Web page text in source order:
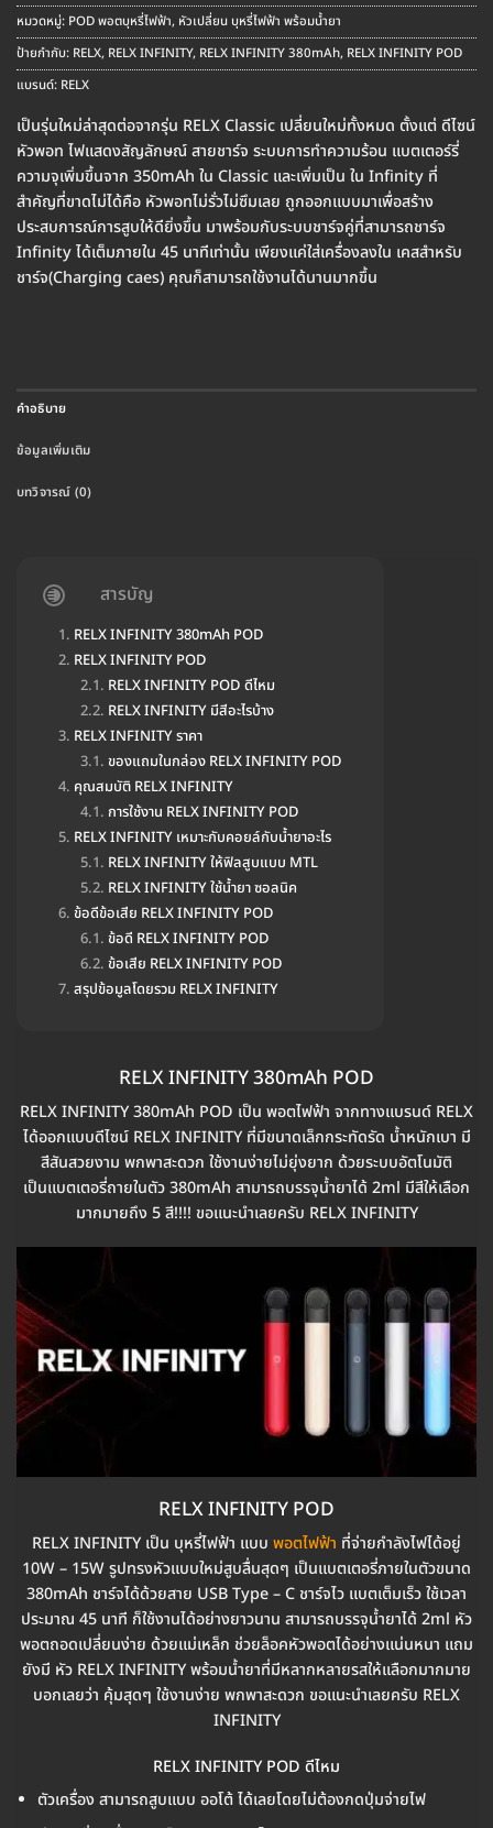
หมวดหมู่: POD พอตบุหรี่ไฟฟ้า, หัวเปลี่ยน บุหรี่ไฟฟ้า พร้อมน้ำยา
ป้ายกำกับ: RELX, RELX INFINITY, RELX INFINITY 380mAh, RELX INFINITY POD
แบรนด์: RELX
เป็นรุ่นใหม่ล่าสุดต่อจากรุ่น RELX Classic เปลี่ยนใหม่ทั้งหมด ตั้งแต่ ดีไซน์
หัวพอท ไฟแสดงสัญลักษณ์ สายชาร์จ ระบบการทำความร้อน แบตเตอร์รี่
ความจุเพิ่มขึ้นจาก 350mAh ใน Classic และเพิ่มเป็น ใน Infinity ที่
สำคัญที่ขาดไม่ได้คือ หัวพอทไม่รั่วไม่ซึมเลย ถูกออกแบบมาเพื่อสร้าง
ประสบการณ์การสูบให้ดียิ่งขึ้น มาพร้อมกับระบบชาร์จคู่ที่สามารถชาร์จ
Infinity ได้เต็มภายใน 45 นาทีเท่านั้น เพียงแค่ใส่เครื่องลงใน เคสสำหรับ
ชาร์จ(Charging caes) คุณก็สามารถใช้งานได้นานมากขึ้น
คำอธิบาย
ข้อมูลเพิ่มเติม
บทวิจารณ์ (0)
สารบัญ
RELX INFINITY 380mAh POD
RELX INFINITY POD
RELX INFINITY POD ดีไหม
RELX INFINITY มีสีอะไรบ้าง
RELX INFINITY ราคา
ของแถมในกล่อง RELX INFINITY POD
คุณสมบัติ RELX INFINITY
การใช้งาน RELX INFINITY POD
RELX INFINITY เหมาะกับคอยล์กับน้ำยาอะไร
RELX INFINITY ให้ฟิลสูบแบบ MTL
RELX INFINITY ใช้น้ำยา ซอลนิค
ข้อดีข้อเสีย RELX INFINITY POD
ข้อดี RELX INFINITY POD
ข้อเสีย RELX INFINITY POD
สรุปข้อมูลโดยรวม RELX INFINITY
RELX INFINITY 380mAh POD
RELX INFINITY 380mAh POD เป็น พอตไฟฟ้า จากทางแบรนด์ RELX
ได้ออกแบบดีไซน์ RELX INFINITY ที่มีขนาดเล็กกระทัดรัด น้ำหนักเบา มี
สีสันสวยงาม พกพาสะดวก ใช้งานง่ายไม่ยุ่งยาก ด้วยระบบอัตโนมัติ
เป็นแบตเตอรี่ถายในตัว 380mAh สามารถบรรจุน้ำยาได้ 2ml มีสีให้เลือก
มากมายถึง 5 สี!!!! ขอแนะนำเลยครับ RELX INFINITY
RELX INFINITY POD
RELX INFINITY เป็น บุหรี่ไฟฟ้า แบบ พอตไฟฟ้า ที่จ่ายกำลังไฟได้อยู่
10W – 15W รูปทรงหัวแบบใหม่สูบลื่นสุดๆ เป็นแบตเตอรี่ภายในตัวขนาด
380mAh ชาร์จได้ด้วยสาย USB Type – C ชาร์จไว แบตเต็มเร็ว ใช้เวลา
ประมาณ 45 นาที ก็ใช้งานได้อย่างยาวนาน สามารถบรรจุน้ำยาได้ 2ml หัว
พอตถอดเปลี่ยนง่าย ด้วยแม่เหล็ก ช่วยล็อคหัวพอตได้อย่างแน่นหนา แถม
ยังมี หัว RELX INFINITY พร้อมน้ำยาที่มีหลากหลายรสให้เเลือกมากมาย
บอกเลยว่า คุ้มสุดๆ ใช้งานง่าย พกพาสะดวก ขอแนะนำเลยครับ RELX
INFINITY
RELX INFINITY POD ดีไหม
ตัวเครื่อง สามารถสูบแบบ ออโต้ ได้เลยโดยไม่ต้องกดปุ่มจ่ายไฟ